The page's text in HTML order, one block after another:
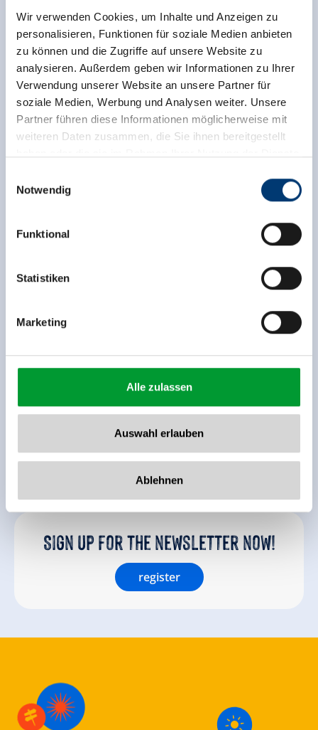
Wir verwenden Cookies, um Inhalte und Anzeigen zu
personalisieren, Funktionen für soziale Medien anbieten
zu können und die Zugriffe auf unsere Website zu
analysieren. Außerdem geben wir Informationen zu Ihrer
Verwendung unserer Website an unsere Partner für
soziale Medien, Werbung und Analysen weiter. Unsere
Partner führen diese Informationen möglicherweise mit
weiteren Daten zusammen, die Sie ihnen bereitgestellt
Rohr 23// A-6280 Zell am Ziller
www.zillertalarena.com
Notwendig
Funktional
Statistiken
Marketing
Alle zulassen
Auswahl erlauben
Ablehnen
Homepage
Sign up for the newsletter now!
register